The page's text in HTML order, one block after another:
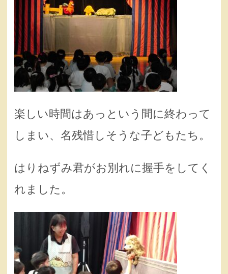
楽しい時間はあっという間に終わって
しまい、名残惜しそうな子どもたち。
はりねずみ君がお別れに握手をしてく
れました。